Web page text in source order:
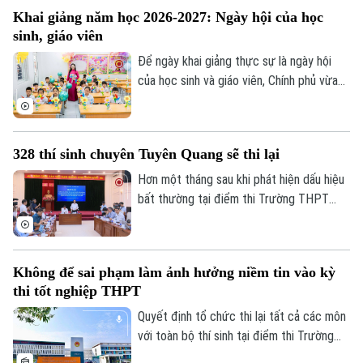
Tư vấn sức khỏe
Quần vợt
Golf
Tin tức
Sao
Điện ảnh
Âm nhạc
Đã phát sóng
nghề, mà còn là người có năng lực thích
vai trò mới.
Khai giảng năm học 2026-2027: Ngày hội của học
sinh, giáo viên
Để ngày khai giảng thực sự là ngày hội
của học sinh và giáo viên, Chính phủ vừa
chất đến sách giáo khoa, bảo đảm không
học sinh nào bị bỏ lại phía sau.
328 thí sinh chuyên Tuyên Quang sẽ thi lại
Hơn một tháng sau khi phát hiện dấu hiệu
bất thường tại điểm thi Trường THPT
Không để sai phạm làm ảnh hưởng niềm tin vào kỳ
thi tốt nghiệp THPT
Quyết định tổ chức thi lại tất cả các môn
với toàn bộ thí sinh tại điểm thi Trường